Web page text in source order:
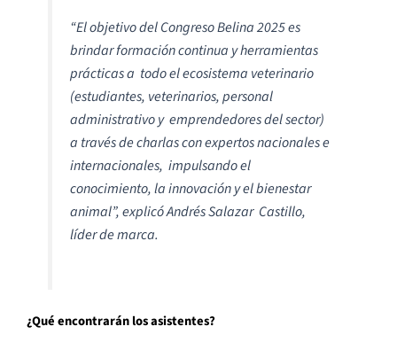
“El objetivo del Congreso Belina 2025 es
brindar formación continua y herramientas
prácticas a todo el ecosistema veterinario
(estudiantes, veterinarios, personal
administrativo y emprendedores del sector)
a través de charlas con expertos nacionales e
internacionales, impulsando el
conocimiento, la innovación y el bienestar
animal”, explicó Andrés Salazar Castillo,
líder de marca.
¿Qué encontrarán los asistentes?